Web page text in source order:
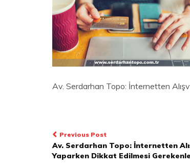
Av. Serdarhan Topo: İnternetten
Yazı
dolaşımı
Previous Post
Av. Serdarhan Topo: İnternetten
Yaparken Dikkat Edilmesi